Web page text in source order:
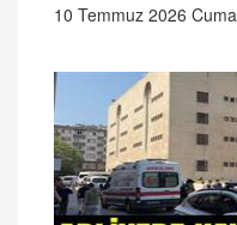
10 Temmuz 2026 Cuma